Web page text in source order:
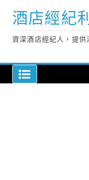
content
酒店經紀
資深酒店經紀人，提